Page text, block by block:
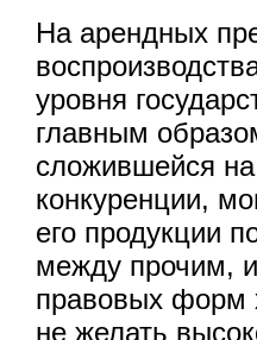
На арендных
уровня
главным
сложившейся
конкуренции,
его продукции
между прочим,
правовых форм
не желать